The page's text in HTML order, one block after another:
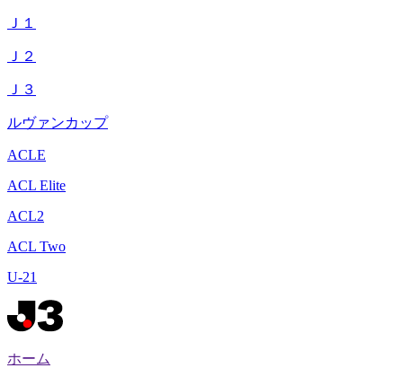
Ｊ１
Ｊ２
Ｊ３
ルヴァンカップ
ACLE
ACL Elite
ACL2
ACL Two
U-21
ホーム